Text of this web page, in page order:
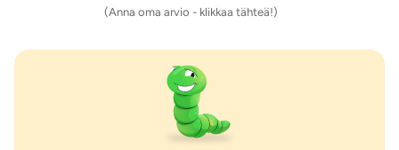
puristaa juuri sopivasti muotoutuen omiin mittoihin ja
voimissaan.
Pese tuote miedolla saippuavedellä ja taputtele kuivaksi
nukkaamattomalla liinalla. Käytä tuotteen kanssa
liukuvoiteita.
(Anna oma arvio - klikkaa tähteä!)